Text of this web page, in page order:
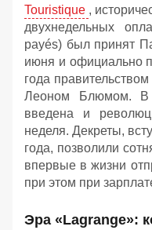
Touristique ,
двухнедельных
payés) был принят
июня и официально
года
Леоном Блюмом.
введена и
неделя. Декреты,
года, позволили
впервые в жизни
при этом при
Эра «Lagrange»: